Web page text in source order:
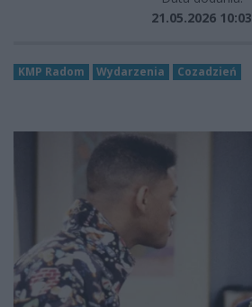
21.05.2026 10:03
KMP Radom Wydarzenia Cozadzień